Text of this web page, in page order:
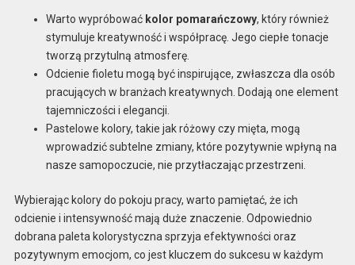
Warto wypróbować kolor pomarańczowy, który również
stymuluje kreatywność i współpracę. Jego ciepłe tonacje
tworzą przytulną atmosferę.
Odcienie fioletu mogą być inspirujące, zwłaszcza dla osób
pracujących w branżach kreatywnych. Dodają one element
tajemniczości i elegancji.
Pastelowe kolory, takie jak różowy czy mięta, mogą
wprowadzić subtelne zmiany, które pozytywnie wpłyną na
nasze samopoczucie, nie przytłaczając przestrzeni.
Wybierając kolory do pokoju pracy, warto pamiętać, że ich
odcienie i intensywność mają duże znaczenie. Odpowiednio
dobrana paleta kolorystyczna sprzyja efektywności oraz
pozytywnym emocjom, co jest kluczem do sukcesu w każdym